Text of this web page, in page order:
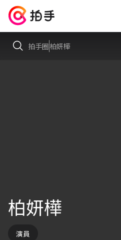
拍手圈柏妍樺
柏妍樺
演員